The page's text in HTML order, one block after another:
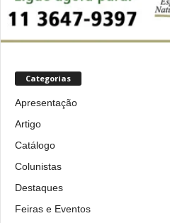
Categorias
Apresentação
Artigo
Catálogo
Colunistas
Destaques
Feiras e Eventos